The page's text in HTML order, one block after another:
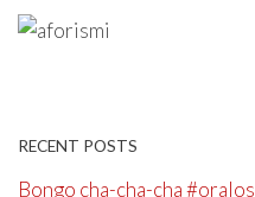
RECENT POSTS
Bongo cha-cha-cha